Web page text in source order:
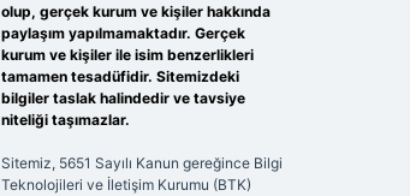
olup, gerçek kurum ve kişiler hakkında
paylaşım yapılmamaktadır. Gerçek
kurum ve kişiler ile isim benzerlikleri
tamamen tesadüfidir. Sitemizdeki
bilgiler taslak halindedir ve tavsiye
niteliği taşımazlar.
Sitemiz, 5651 Sayılı Kanun gereğince Bilgi
Teknolojileri ve İletişim Kurumu (BTK)